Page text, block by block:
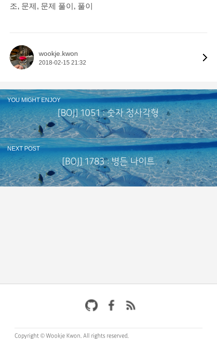
조, 문제, 문제 풀이, 풀이
wookje.kwon
2018-02-15 21:32
[BOJ] 1051 : 숫자 정사각형
YOU MIGHT ENJOY
[BOJ] 1783 : 병든 나이트
NEXT POST
Copyright © Wookje Kwon. All rights reserved.